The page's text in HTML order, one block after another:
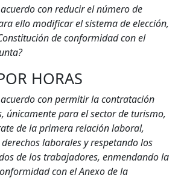
con reducir el número de
ello modificar el sistema de elección,
de conformidad con el
HORAS
acuerdo con permitir la contratación
únicamente para el sector de turismo,
de la primera relación laboral,
laborales y respetando los
de los trabajadores, enmendando la
con el Anexo de la